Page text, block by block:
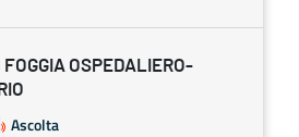
FOGGIA OSPEDALIERO-
Ascolta